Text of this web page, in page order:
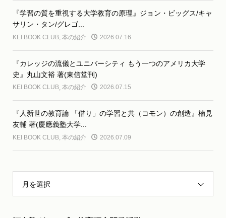
『学習の質を重視する大学教育の原理』ジョン・ビッグス/キャ
サリン・タン/グレゴ...
KEI BOOK CLUB, 本の紹介 2026.07.16
『カレッジの流儀とユニバーシティ もう一つのアメリカ大学
史』丸山文裕 著(東信堂刊)
KEI BOOK CLUB, 本の紹介 2026.07.15
『人新世の教育論 「借り」の学習と共（コモン）の創造』楠見
友輔 著(慶應義塾大学...
KEI BOOK CLUB, 本の紹介 2026.07.09
月を選択